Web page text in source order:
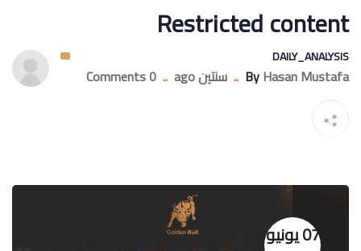
Restricted content
DAILY_ANALYSIS
ByHasan Mustafa
.. سنتين ago ..
0 Comments
07 يونيو